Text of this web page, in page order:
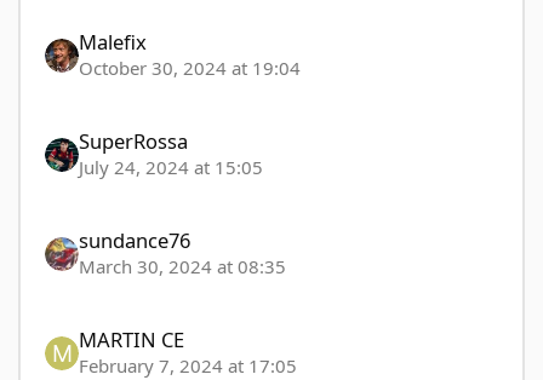
Malefix
October 30, 2024 at 19:04
SuperRossa
July 24, 2024 at 15:05
sundance76
March 30, 2024 at 08:35
MARTIN CE
February 7, 2024 at 17:05